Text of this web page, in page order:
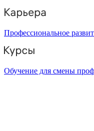
Профессиональное
Обучение для смены